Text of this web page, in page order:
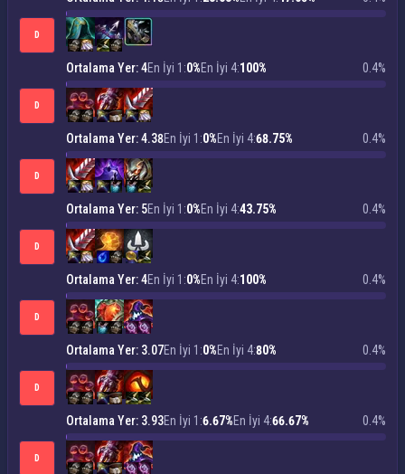
D
Ortalama Yer: 4En İyi 1:0%En İyi 4:100% 0.4%
D
Ortalama Yer: 4.38En İyi 1:0%En İyi 4:68.75% 0.4%
D
Ortalama Yer: 5En İyi 1:0%En İyi 4:43.75% 0.4%
D
Ortalama Yer: 4En İyi 1:0%En İyi 4:100% 0.4%
D
Ortalama Yer: 3.07En İyi 1:0%En İyi 4:80% 0.4%
D
Ortalama Yer: 3.93En İyi 1:6.67%En İyi 4:66.67% 0.4%
D